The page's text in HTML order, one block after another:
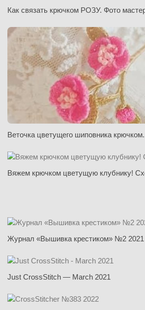
Как связать крючком РОЗУ. Фото
Веточка цветущего шиповника
Вяжем крючком цветущую клубнику!
Журнал «Вышивка крестиком» №2 2021
Just CrossStitch — March 2021